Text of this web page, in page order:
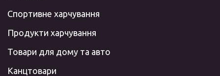
Спортивне харчування
Продукти харчування
Товари для дому та авто
Канцтовари